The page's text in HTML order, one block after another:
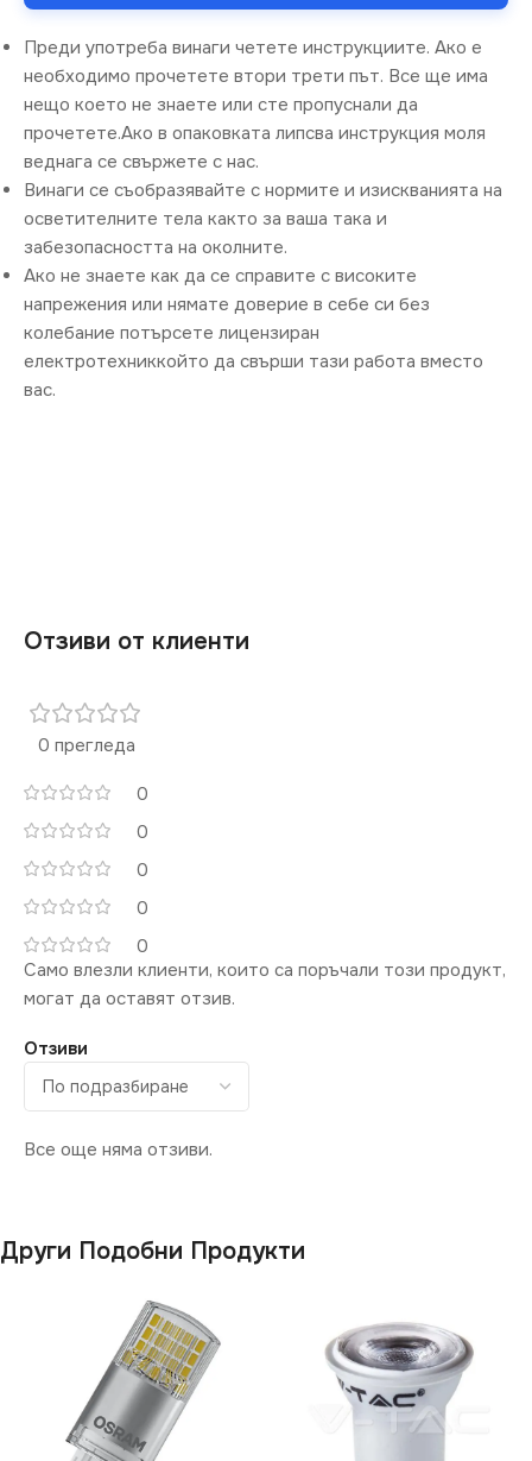
Преди употреба винаги четете инструкциите. Ако е
необходимо прочетете втори трети път. Все ще има
нещо което не знаете или сте пропуснали да
прочетете.Ако в опаковката липсва инструкция моля
веднага се свържете с нас.
Винаги се съобразявайте с нормите и изискванията на
осветителните тела както за ваша така и
забезопасността на околните.
Ако не знаете как да се справите с високите
напрежения или нямате доверие в себе си без
колебание потърсете лицензиран
електротехниккойто да свърши тази работа вместо
вас.
Отзиви от клиенти
0 прегледа
0
0
0
0
0
Отзиви
Все още няма отзиви.
Само влезли клиенти, които са поръчали този продукт,
могат да оставят отзив.
Други Подобни Продукти